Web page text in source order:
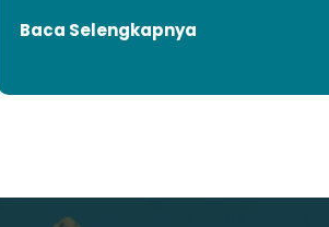
Baca Selengkapnya